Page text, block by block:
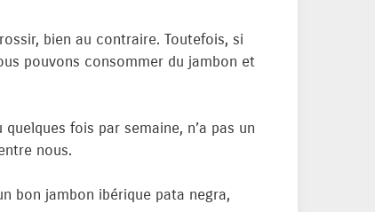
bien au contraire. Toutefois, si
pouvons consommer du jambon et
fois par semaine, n’a pas un
nous.
bon jambon ibérique pata negra,